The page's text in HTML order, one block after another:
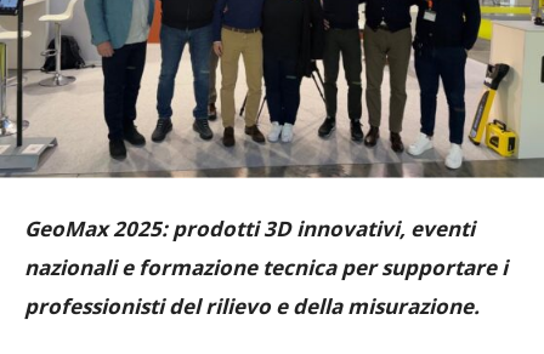
GeoMax 2025: prodotti 3D innovativi, eventi
nazionali e formazione tecnica per supportare i
professionisti del rilievo e della misurazione.